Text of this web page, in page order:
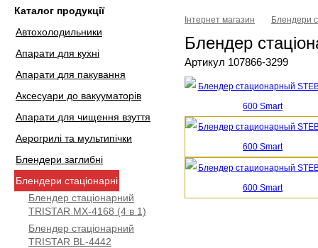
Каталог продукції
Автохолодильники
Апарати для кухні
Апарати для пакування
Аксесуари до вакууматорів
Апарати для чищення взуття
Аерогрилі та мультипічки
Блендери заглибні
Блендери стаціонарні
Блендер стаціонарний
TRISTAR MX-4168 (4 в 1)
Блендер стаціонарний
TRISTAR BL-4442
Інтернет магазин Блендери
Блендер
Артикул 107866-3299